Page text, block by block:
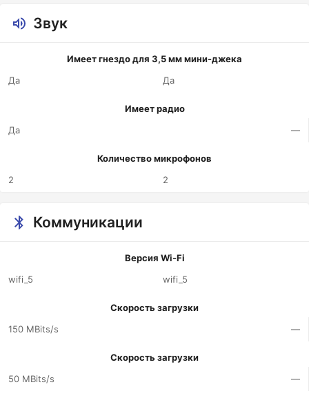
Звук
Имеет гнездо для 3,5 мм мини-джека
Да
Да
Имеет радио
Да
—
Количество микрофонов
2
2
Коммуникации
Версия Wi-Fi
wifi_5
wifi_5
Скорость загрузки
150 MBits/s
—
Скорость загрузки
50 MBits/s
—